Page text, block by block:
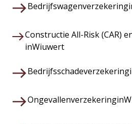
Bedrijfswagenverzekering
Constructie All-Risk (CAR)
inWiuwert
Bedrijfsschadeverzekering
Ongevallenverzekeringin